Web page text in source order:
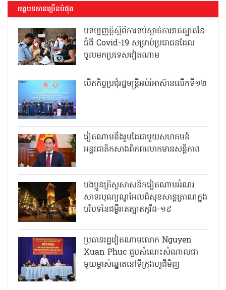
អត្ថបទអានច្រើនបំផុត
បទប្បញ្ញត្តិស្តីពីការទប់ស្កាត់ការរាតត្បាតនៃ
ជំងឺ Covid-19 សម្រាប់ប្រជាជនដែល
ចូលមកប្រទេសវៀតណាម
បើកកិច្ចប្រជុំរដ្ឋមន្ត្រីអប់រំអាស៊ានលើកទី១២
វៀតណាមនឹងរួមដៃជាមួយសហគមន៍
អន្តរជាតិកសាងពិភពលោកមានសន្តិភាព
បងប្អូនគ្រិស្តសាសនិកវៀតណាមអំណរ
សាទរបុណ្យណូអែលដ៏សុខសាន្តត្រាណក្នុង
បរិបទនៃជម្ងឺរាតត្បាតកូវីដ-១៩
ប្រធានរដ្ឋវៀតណាមលោក Nguyen
Xuan Phuc ជួបសំណេះសំណាលជា
មួយម្ចាស់ឆ្នោតនៅទីក្រុងហូជីមិញ